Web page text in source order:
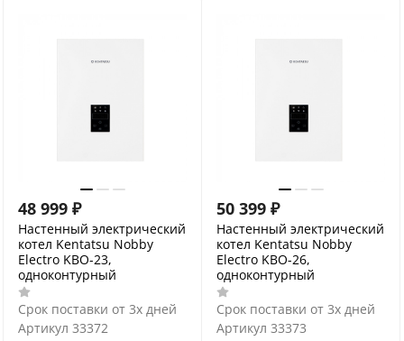
48 999 ₽
Настенный электрический
котел Kentatsu Nobby
Electro KBO-23,
одноконтурный
Срок поставки от 3х дней
Артикул 33372
50 399 ₽
Настенный электрический
котел Kentatsu Nobby
Electro KBO-26,
одноконтурный
Срок поставки от 3х дней
Артикул 33373